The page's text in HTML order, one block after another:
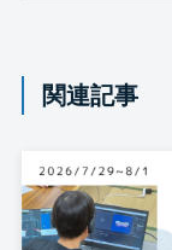
関連記事